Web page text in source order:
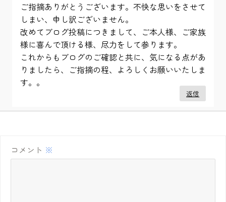
ご指摘ありがとうございます。不快な思いをさせて
しまい、申し訳ございません。
改めてブログ投稿につきまして、ご本人様、ご家族
様に喜んで頂ける様、尽力をして参ります。
これからもブログのご確認と共に、気になる点があ
りましたら、ご指摘の程、よろしくお願いいたしま
す。。
返信
コメント ※